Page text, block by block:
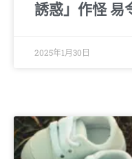
誘惑」作怪 易
2025年1月30日